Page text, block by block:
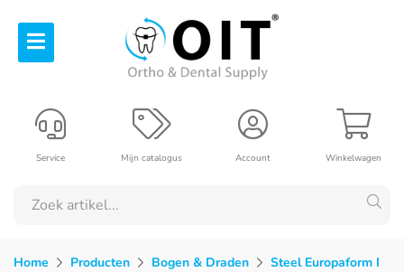
Winkelwagen
Account
Mijn catalogus
Service
Home Producten Bogen & Draden
Steel Europaform I